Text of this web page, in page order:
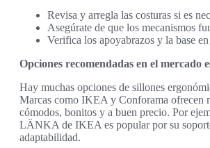
Revisa y arregla las costuras si es
Asegúrate de que los mecanismos
Verifica los apoyabrazos y la base en
Opciones recomendadas en el mercado
Hay muchas opciones de sillones
Marcas como IKEA y Conforama ofrecen
cómodos, bonitos y a buen precio. Por
LÄNKA de IKEA es popular por su
adaptabilidad.